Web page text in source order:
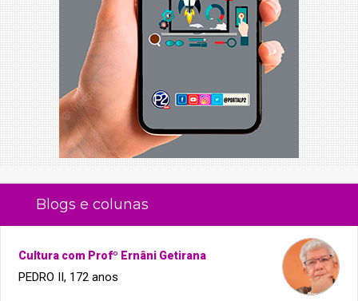
Blogs e colunas
Cultura com Profº Ernâni Getirana
PEDRO II, 172 anos